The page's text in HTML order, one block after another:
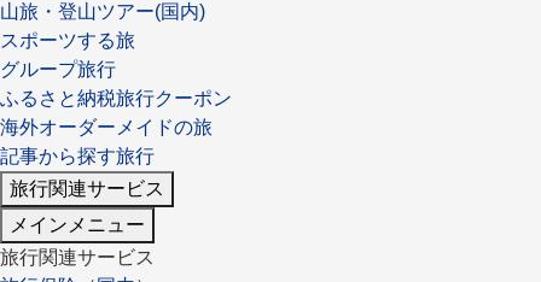
山旅・登山ツアー(国内)
スポーツする旅
グループ旅行
ふるさと納税旅行クーポン
海外オーダーメイドの旅
記事から探す旅行
旅行関連サービス
メインメニュー
旅行関連サービス